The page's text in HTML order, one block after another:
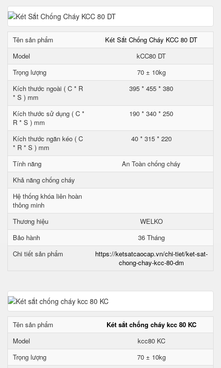
Tên sản phẩm
Két Sắt Chống Cháy KCC 80 DT
Model
kCC80 DT
Trọng lượng
70 ± 10kg
Kích thước ngoài ( C * R
* S ) mm
395 * 455 * 380
Kích thước sử dụng ( C *
R * S ) mm
190 * 340 * 250
Kích thước ngăn kéo ( C
* R * S ) mm
40 * 315 * 220
Tính năng
An Toàn chống cháy
Khả năng chống cháy
Hệ thống khóa liên hoàn
thông minh
Thương hiệu
WELKO
Bảo hành
36 Tháng
Chi tiết sản phẩm
https://ketsatcaocap.vn/chi-tiet/ket-sat-
chong-chay-kcc-80-dm
Tên sản phẩm
Két sắt chống cháy kcc 80 KC
Model
kcc80 KC
Trọng lượng
70 ± 10kg